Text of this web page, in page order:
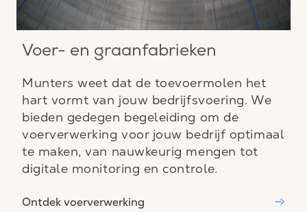
Voer- en graanfabrieken
Munters weet dat de toevoermolen het
hart vormt van jouw bedrijfsvoering. We
bieden gedegen begeleiding om de
voerverwerking voor jouw bedrijf optimaal
te maken, van nauwkeurig mengen tot
digitale monitoring en controle.
Ontdek voerverwerking